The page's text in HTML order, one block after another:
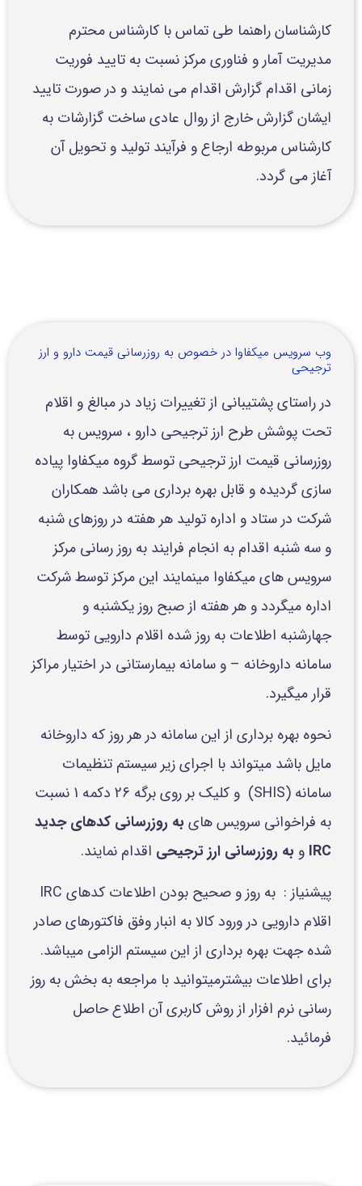
کارشناسان راهنما طی تماس با کارشناس محترم
مدیریت آمار و فناوری مرکز نسبت به تایید فوریت
زمانی اقدام گزارش اقدام می نمایند و در صورت تایید
ایشان گزارش خارج از روال عادی ساخت گزارشات به
کارشناس مربوطه ارجاع و فرآیند تولید و تحویل آن
آغاز می گردد.
وب سرویس میکفاوا در خصوص به روزرسانی قیمت دارو و ارز
ترجیحی
در راستای پشتیبانی از تغییرات زیاد در مبالغ و اقلام
تحت پوشش طرح ارز ترجیحی دارو ، سرویس به
روزرسانی قیمت ارز ترجیحی توسط گروه میکفاوا پیاده
سازی گردیده و قابل بهره برداری می باشد همکاران
شرکت در ستاد و اداره تولید هر هفته در روزهای شنبه
و سه شنبه اقدام به انجام فرایند به روز رسانی مرکز
سرویس های میکفاوا مینمایند این مرکز توسط شرکت
اداره میگردد و هر هفته از صبح روز یکشنبه و
جهارشنبه اطلاعات به روز شده اقلام دارویی توسط
سامانه داروخانه – و سامانه بیمارستانی در اختیار مراکز
قرار میگیرد.
نحوه بهره برداری از این سامانه در هر روز که داروخانه
مایل باشد میتواند با اجرای زیر سیستم تنظیمات
سامانه (SHIS) و کلیک بر روی برگه 26 دکمه 1 نسبت
به فراخوانی سرویس های به روزرسانی کدهای جدید
IRC و به روزرسانی ارز ترجیحی اقدام نمایند.
پیشنیاز : به روز و صحیح بودن اطلاعات کدهای IRC
اقلام دارویی در ورود کالا به انبار وفق فاکتورهای صادر
شده جهت بهره برداری از این سیستم الزامی میباشد.
برای اطلاعات بیشترمیتوانید با مراجعه به بخش به روز
رسانی نرم افزار از روش کاربری آن اطلاع حاصل
فرمائید.